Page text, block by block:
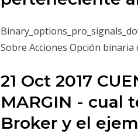
Sobre Acciones Opción
21 Oct 2017
MARGIN - cual
Broker y el